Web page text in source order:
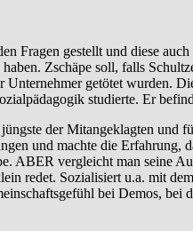
Fragen gestellt und diese
Zschäpe soll, falls
getötet wurden.
studierte. Er
der Mitangeklagten und
und machte die Erfahrung,
ABER vergleicht man seine
redet. Sozialisiert u.a. mit
bei Demos, bei